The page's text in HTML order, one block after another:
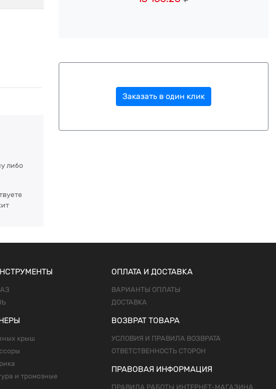
либо
Заказать в один клик
крыш
и тромозные
ОПЛАТА И ДОСТАВКА
ВАРИАНТЫ ОПЛАТЫ
ДОСТАВКА
ВОЗВРАТ ТОВАРА
УСЛОВИЯ И ПРАВИЛА ВОЗВРАТА
ОТВЕТСТВЕННОСТЬ СТОРОН
ПРАВОВАЯ ИНФОРМАЦИЯ
ПРАВИЛА РАБОТЫ ИНТЕРНЕТ-МАГАЗИНА